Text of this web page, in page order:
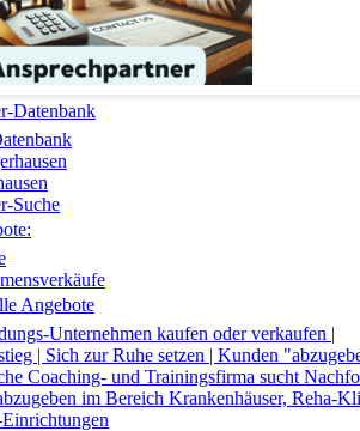
Datenbank
Suche
Angebote
Unternehmen kaufen oder verkaufen |
| Sich zur Ruhe setzen | Kunden
Coaching- und Trainingsfirma sucht
im Bereich Krankenhäuser, Reha-